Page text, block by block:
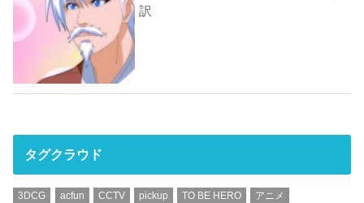
訳
タグクラウド
3DCG acfun CCTV pickup TO BE HERO
アニメ